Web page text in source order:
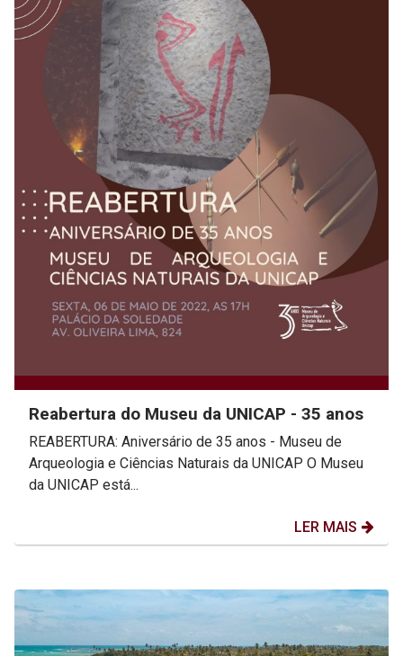
Reabertura do Museu da UNICAP - 35 anos
REABERTURA: Aniversário de 35 anos - Museu de
Arqueologia e Ciências Naturais da UNICAP O Museu
da UNICAP está...
LER MAIS